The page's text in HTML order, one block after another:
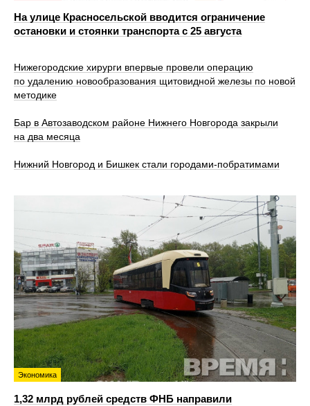
На улице Красносельской вводится ограничение
остановки и стоянки транспорта с 25 августа
Нижегородские хирурги впервые провели операцию
по удалению новообразования щитовидной железы по новой
методике
Бар в Автозаводском районе Нижнего Новгорода закрыли
на два месяца
Нижний Новгород и Бишкек стали городами-побратимами
Экономика
1,32 млрд рублей средств ФНБ направили